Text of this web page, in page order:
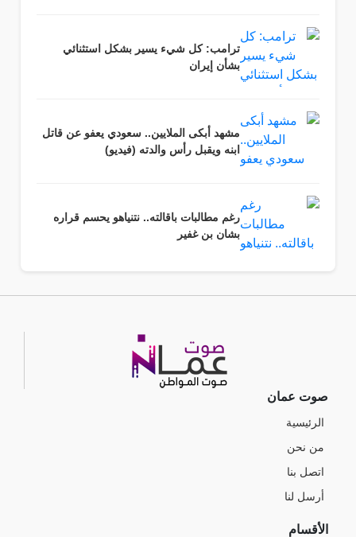
ترامب: كل شيء يسير بشكل استثنائي
بشأن إيران
مشهد أبكى الملايين.. سعودي يعفو عن قاتل
ابنه ويقبل رأس والدته (فيديو)
رغم مطالبات باقالته.. نتنياهو يحسم قراره
بشان بن غفير
صوت عمان
الرئيسية
من نحن
اتصل بنا
أرسل لنا
الأقسام